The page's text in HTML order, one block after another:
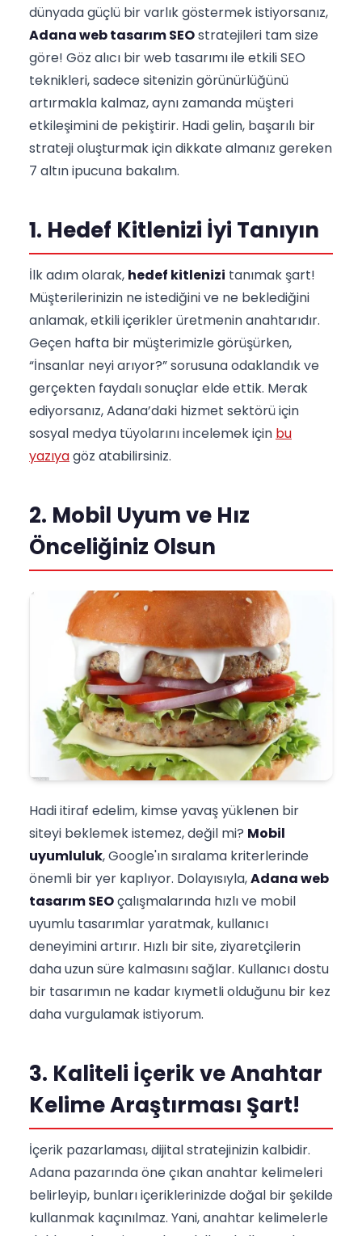
dünyada güçlü bir varlık göstermek istiyorsanız,
Adana web tasarım SEOstratejileri tam size
göre! Göz alıcı bir web tasarımı ile etkili SEO
teknikleri, sadece sitenizin görünürlüğünü
artırmakla kalmaz, aynı zamanda müşteri
etkileşimini de pekiştirir. Hadi gelin, başarılı bir
strateji oluşturmak için dikkate almanız gereken
7 altın ipucuna bakalım.
1. Hedef Kitlenizi İyi Tanıyın
İlk adım olarak, hedef kitlenizi tanımak şart!
Müşterilerinizin ne istediğini ve ne beklediğini
anlamak, etkili içerikler üretmenin anahtarıdır.
Geçen hafta bir müşterimizle görüşürken,
“İnsanlar neyi arıyor?” sorusuna odaklandık ve
gerçekten faydalı sonuçlar elde ettik. Merak
ediyorsanız, Adana’daki hizmet sektörü için
sosyal medya tüyolarını incelemek için bu
yazıyagöz atabilirsiniz.
2. Mobil Uyum ve Hız
Önceliğiniz Olsun
Hadi itiraf edelim, kimse yavaş yüklenen bir
siteyi beklemek istemez, değil mi? Mobil
uyumluluk, Google'ın sıralama kriterlerinde
önemli bir yer kaplıyor. Dolayısıyla,Adana web
tasarım SEOçalışmalarında hızlı ve mobil
uyumlu tasarımlar yaratmak, kullanıcı
deneyimini artırır. Hızlı bir site, ziyaretçilerin
daha uzun süre kalmasını sağlar. Kullanıcı dostu
bir tasarımın ne kadar kıymetli olduğunu bir kez
daha vurgulamak istiyorum.
3. Kaliteli İçerik ve Anahtar
Kelime Araştırması Şart!
İçerik pazarlaması, dijital stratejinizin kalbidir.
Adana pazarında öne çıkan anahtar kelimeleri
belirleyip, bunları içeriklerinizde doğal bir şekilde
kullanmak kaçınılmaz. Yani, anahtar kelimelerle